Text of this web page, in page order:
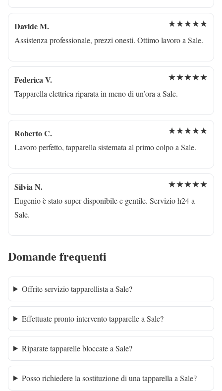
Davide M. ★★★★★
Assistenza professionale, prezzi onesti. Ottimo lavoro a Sale.
Federica V. ★★★★★
Tapparella elettrica riparata in meno di un’ora a Sale.
Roberto C. ★★★★★
Lavoro perfetto, tapparella sistemata al primo colpo a Sale.
Silvia N. ★★★★★
Eugenio è stato super disponibile e gentile. Servizio h24 a
Sale.
Domande frequenti
Offrite servizio tapparellista a Sale?
Effettuate pronto intervento tapparelle a Sale?
Riparate tapparelle bloccate a Sale?
Posso richiedere la sostituzione di una tapparella a Sale?